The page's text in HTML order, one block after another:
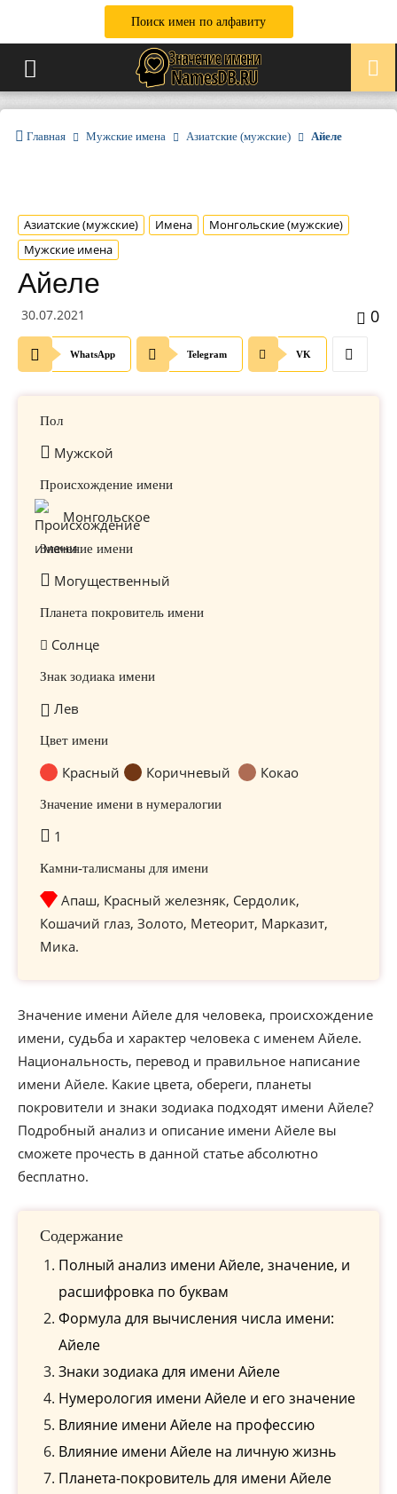
Поиск имен по алфавиту
Главная Мужские имена Азиатские (мужские) Айеле
Азиатские (мужские) Имена
Монгольские (мужские)
Мужские имена
Айеле
30.07.2021 0
WhatsApp Telegram VK
Пол
Мужской
Происхождение имени
Монгольское
Значение имени
Могущественный
Планета покровитель имени
Солнце
Знак зодиака имени
Лев
Цвет имени
Красный Коричневый Кокао
Значение имени в нумералогии
1
Камни-талисманы для имени
Апаш, Красный железняк, Сердолик,
Кошачий глаз, Золото, Метеорит, Марказит,
Мика.
Значение имени Айеле для человека, происхождение
имени, судьба и характер человека с именем Айеле.
Национальность, перевод и правильное написание
имени Айеле. Какие цвета, обереги, планеты
покровители и знаки зодиака подходят имени Айеле?
Подробный анализ и описание имени Айеле вы
сможете прочесть в данной статье абсолютно
бесплатно.
Содержание
Полный анализ имени Айеле, значение, и
расшифровка по буквам
Формула для вычисления числа имени:
Айеле
Знаки зодиака для имени Айеле
Нумерология имени Айеле и его значение
Влияние имени Айеле на профессию
Влияние имени Айеле на личную жизнь
Планета-покровитель для имени Айеле